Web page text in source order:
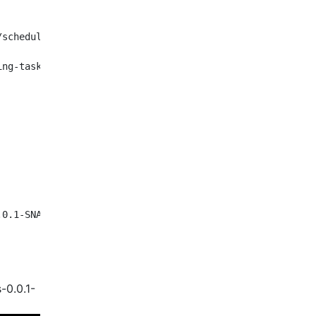
tasks-0.0.1-SNAPSHOT.jar
tasks ---
0.0.1-